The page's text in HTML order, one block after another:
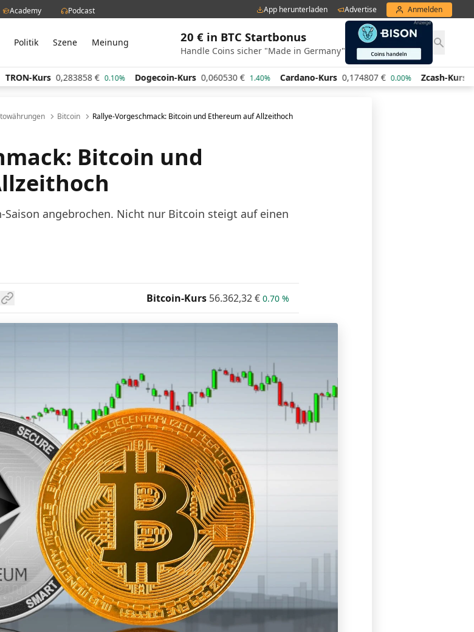
Academy Podcast App herunterladen Advertise Anmelden
Politik Szene Meinung 20 € in BTC Startbonus
Handle Coins sicher "Made in Germany"
Kurs 0,283858 € 0.10% Dogecoin-Kurs 0,060530 € 1.40% Cardano-Kurs 0,174807 € 0.00% Zcash-Kurs
Bitcoin Rallye-Vorgeschmack: Bitcoin und Ethereum auf Allzeithoch
Bitcoin und
angebrochen. Nicht nur Bitcoin steigt auf einen
Bitcoin-Kurs 56.362,32€ 0.70 %